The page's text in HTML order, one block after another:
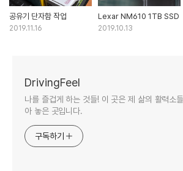
공유기 단자함 작업
2019.11.16
Lexar NM610 1TB SSD
2019.10.13
DrivingFeel
나를 즐겁게 하는 것들! 이 곳은 제 삶의 활력소
아 놓은 곳입니다.
구독하기